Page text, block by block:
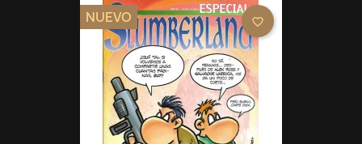
NUEVO favorite_border